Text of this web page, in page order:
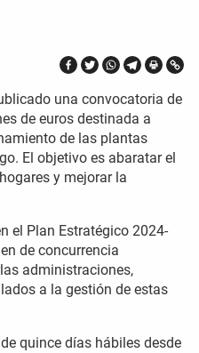
una convocatoria de
de euros destinada a
de las plantas
El objetivo es abaratar el
y mejorar la
el Plan Estratégico 2024-
de concurrencia
administraciones,
a la gestión de estas
quince días hábiles desde